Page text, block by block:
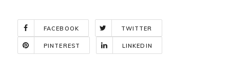
FACEBOOK TWITTER
PINTEREST LINKEDIN